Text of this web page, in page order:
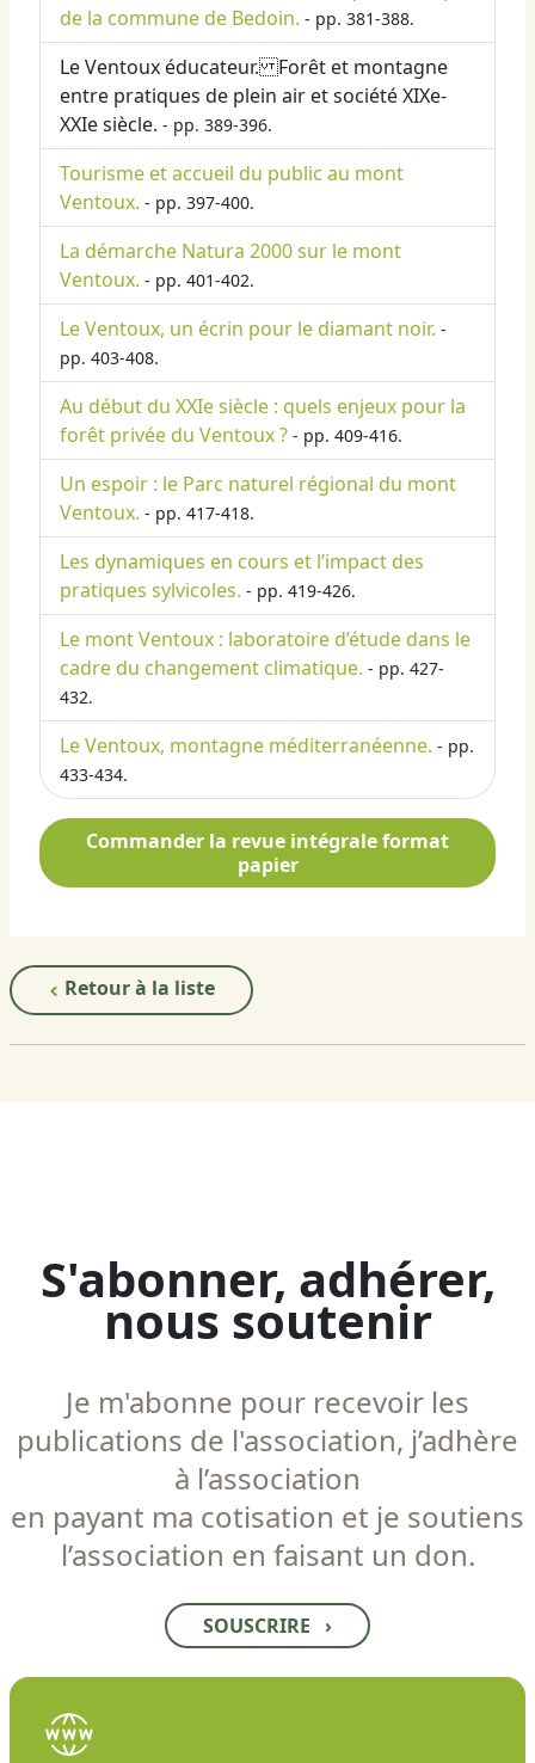
de la commune de Bedoin. - pp. 381-388.
Le Ventoux éducateur. Forêt et montagne
entre pratiques de plein air et société XIXe-
XXIe siècle. - pp. 389-396.
Tourisme et accueil du public au mont
Ventoux. - pp. 397-400.
La démarche Natura 2000 sur le mont
Ventoux. - pp. 401-402.
Le Ventoux, un écrin pour le diamant noir. -
pp. 403-408.
Au début du XXIe siècle : quels enjeux pour la
forêt privée du Ventoux ? - pp. 409-416.
Un espoir : le Parc naturel régional du mont
Ventoux. - pp. 417-418.
Les dynamiques en cours et l’impact des
pratiques sylvicoles. - pp. 419-426.
Le mont Ventoux : laboratoire d’étude dans le
cadre du changement climatique. - pp. 427-
432.
Le Ventoux, montagne méditerranéenne. - pp.
433-434.
Commander la revue intégrale format
papier
Retour à la liste
S'abonner, adhérer,
nous soutenir
Je m'abonne pour recevoir les
publications de l'association, j’adhère
à l’association
en payant ma cotisation et je soutiens
l’association en faisant un don.
SOUSCRIRE ›